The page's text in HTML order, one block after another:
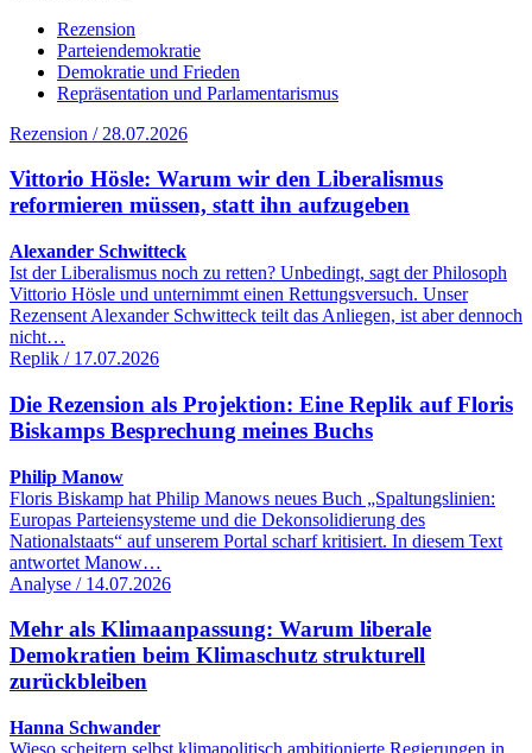
Rezension
Parteiendemokratie
Demokratie und Frieden
Repräsentation und Parlamentarismus
Rezension / 28.07.2026
Vittorio Hösle: Warum wir den Liberalismus
reformieren müssen, statt ihn aufzugeben
Alexander Schwitteck
Ist der Liberalismus noch zu retten? Unbedingt, sagt der Philosoph
Vittorio Hösle und unternimmt einen Rettungsversuch. Unser
Rezensent Alexander Schwitteck teilt das Anliegen, ist aber dennoch
nicht…
Replik / 17.07.2026
Die Rezension als Projektion: Eine Replik auf Floris
Biskamps Besprechung meines Buchs
Philip Manow
Floris Biskamp hat Philip Manows neues Buch „Spaltungslinien:
Europas Parteiensysteme und die Dekonsolidierung des
Nationalstaats“ auf unserem Portal scharf kritisiert. In diesem Text
antwortet Manow…
Analyse / 14.07.2026
Mehr als Klimaanpassung: Warum liberale
Demokratien beim Klimaschutz strukturell
zurückbleiben
Hanna Schwander
Wieso scheitern selbst klimapolitisch ambitionierte Regierungen in